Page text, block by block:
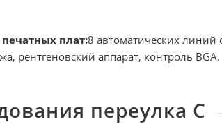
плат:8 автоматических линий
рентгеновский аппарат, контроль BGA.
переулка C